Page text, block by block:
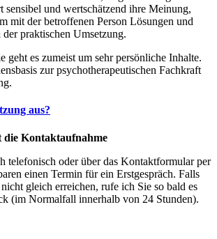
sensibel und wertschätzend ihre Meinung,
mit der betroffenen Person Lösungen und
praktischen Umsetzung.
geht es zumeist um sehr persönliche Inhalte.
zur psychotherapeutischen Fachkraft
aus?
die Kontaktaufnahme
telefonisch oder über das Kontaktformular per
einen Termin für ein Erstgespräch. Falls
gleich erreichen, rufe ich Sie so bald es
(im Normalfall innerhalb von 24 Stunden).